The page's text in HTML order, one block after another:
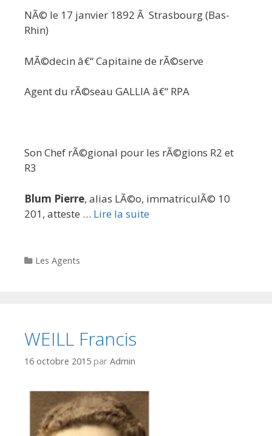
NÃ© le 17 janvier 1892 Ã Strasbourg (Bas-
Rhin)
MÃ©decin â€“ Capitaine de rÃ©serve
Agent du rÃ©seau GALLIA â€“ RPA
Son Chef rÃ©gional pour les rÃ©gions R2 et
R3
Blum Pierre, alias LÃ©o, immatriculÃ© 10
201, atteste … Lire la suite
Categories
Les Agents
WEILL Francis
16 octobre 2015 par Admin